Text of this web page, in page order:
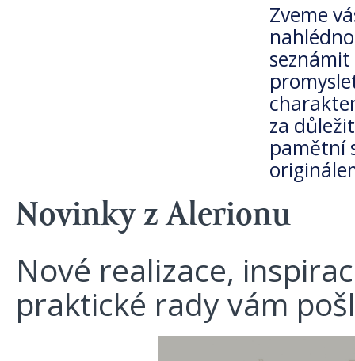
Zveme
za
pamětní
Novinky z Alerionu
Nové realizace,
praktické rady vám